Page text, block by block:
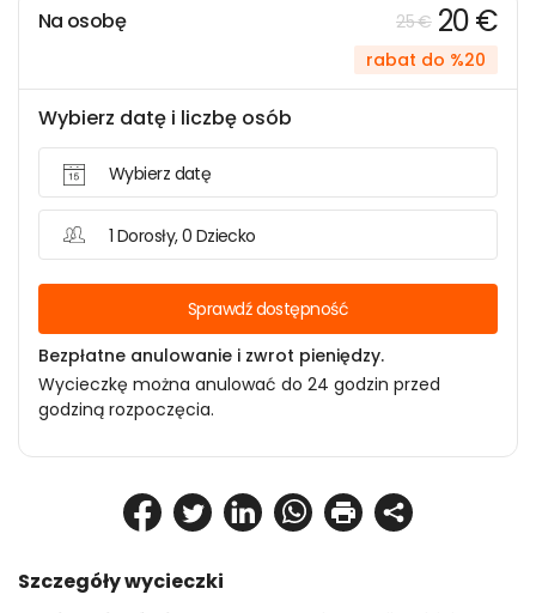
Szczegóły wycieczki
Na osobę 25 € 20 €
rabat do %20
Wybierz datę i liczbę osób
Wybierz datę
1 Dorosły, 0 Dziecko
Sprawdź dostępność
Bezpłatne anulowanie i zwrot pieniędzy.
Wycieczkę można anulować do 24 godzin przed
godziną rozpoczęcia.